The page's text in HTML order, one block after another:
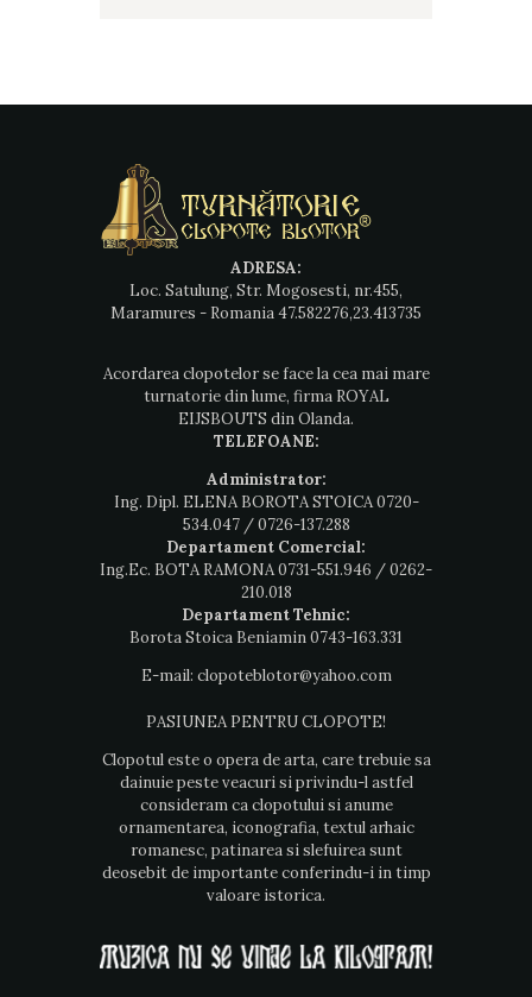
ADRESA:
Loc. Satulung, Str. Mogosesti, nr.455,
Maramures - Romania 47.582276,23.413735
Acordarea clopotelor se face la cea mai mare
turnatorie din lume, firma ROYAL
EIJSBOUTS din Olanda.
TELEFOANE:
Administrator:
Ing. Dipl. ELENA BOROTA STOICA0720-
534.047/0726-137.288
Departament Comercial:
Ing.Ec. BOTA RAMONA0731-551.946 /0262-
210.018
Departament Tehnic:
Borota Stoica Beniamin0743-163.331
E-mail: clopoteblotor@yahoo.com
PASIUNEA PENTRU CLOPOTE!
Clopotul este o opera de arta, care trebuie sa
dainuie peste veacuri si privindu-l astfel
consideram ca clopotului si anume
ornamentarea, iconografia, textul arhaic
romanesc, patinarea si slefuirea sunt
deosebit de importante conferindu-i in timp
valoare istorica.